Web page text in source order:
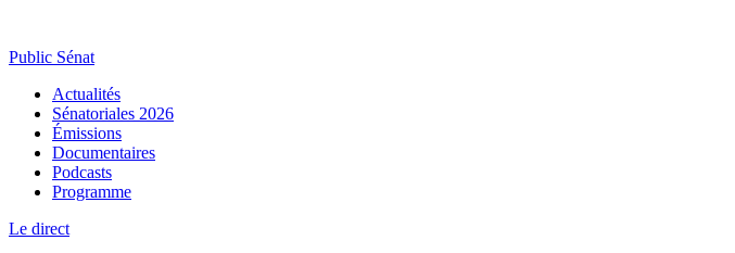
Public Sénat
Actualités
Sénatoriales 2026
Émissions
Documentaires
Podcasts
Programme
Le direct